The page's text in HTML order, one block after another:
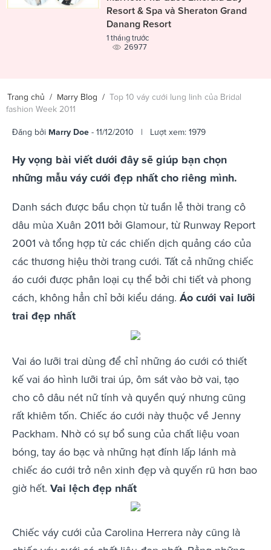
Resort & Spa và Sheraton Grand
Danang Resort
1 tháng trước
26977
Trang chủ / Marry Blog / Top 10 váy cưới lung linh của Bridal
fashion Week 2011
Đăng bởi Marry Doe - 11/12/2010 | Lượt xem: 1979
Hy vọng bài viết dưới đây sẽ giúp bạn chọn
những mẫu váy cưới đẹp nhất cho riêng mình.
Danh sách được bầu chọn từ tuần lễ thời trang cô
dâu mùa Xuân 2011 bởi Glamour, từ Runway Report
2001 và tổng hợp từ các chiến dịch quảng cáo của
các thương hiệu thời trang cưới. Tất cả những chiếc
áo cưới được phân loại cụ thể bởi chi tiết và phong
cách, không hẳn chỉ bởi kiểu dáng. Áo cưới vai lưỡi
trai đẹp nhất
Vai áo lưỡi trai dùng để chỉ những áo cưới có thiết
kế vai áo hình lưỡi trai úp, ôm sát vào bờ vai, tạo
cho cô dâu nét nữ tính và quyền quý nhưng cũng
rất khiêm tốn. Chiếc áo cưới này thuộc về Jenny
Packham. Nhờ có sự bổ sung của chất liệu voan
bóng, tay áo bạc và những hạt đính lấp lánh mà
chiếc áo cưới trở nên xinh đẹp và quyến rũ hơn bao
giờ hết. Vai lệch đẹp nhất
Chiếc váy cưới của Carolina Herrera này cũng là